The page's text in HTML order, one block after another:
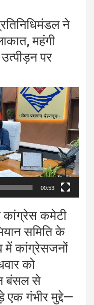
ने
महंगी
पर
00:53
कांग्रेस कमेटी
समिति के
में कांग्रेसजनों
को
बंसल से
गंभीर मुद्दे—